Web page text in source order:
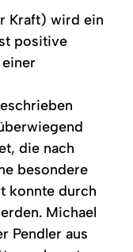
Kraft) wird ein
positive
die nach
besondere
konnte durch
Michael
Pendler aus